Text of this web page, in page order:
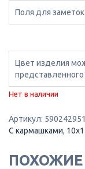
Поля для заметок
Цвет изделия
представленного
Нет в наличии
Артикул:
С кармашками,